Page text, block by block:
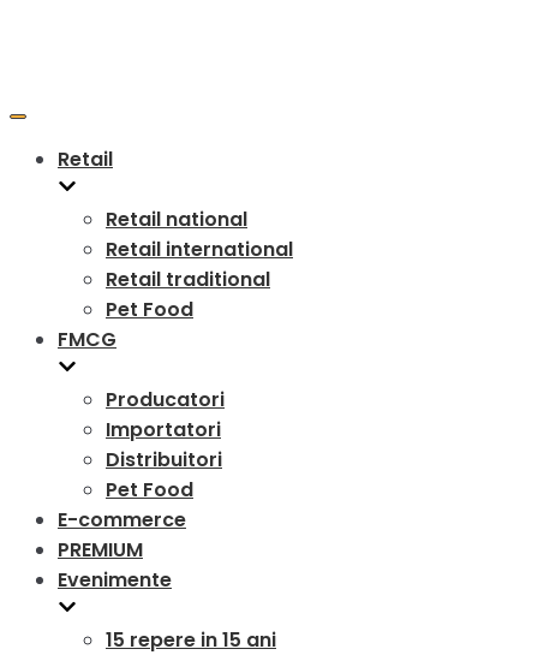
Toggle
Retail
Retail national
Retail international
Retail traditional
Pet Food
FMCG
Producatori
Importatori
Distribuitori
Pet Food
E-commerce
PREMIUM
Evenimente
15 repere in 15 ani